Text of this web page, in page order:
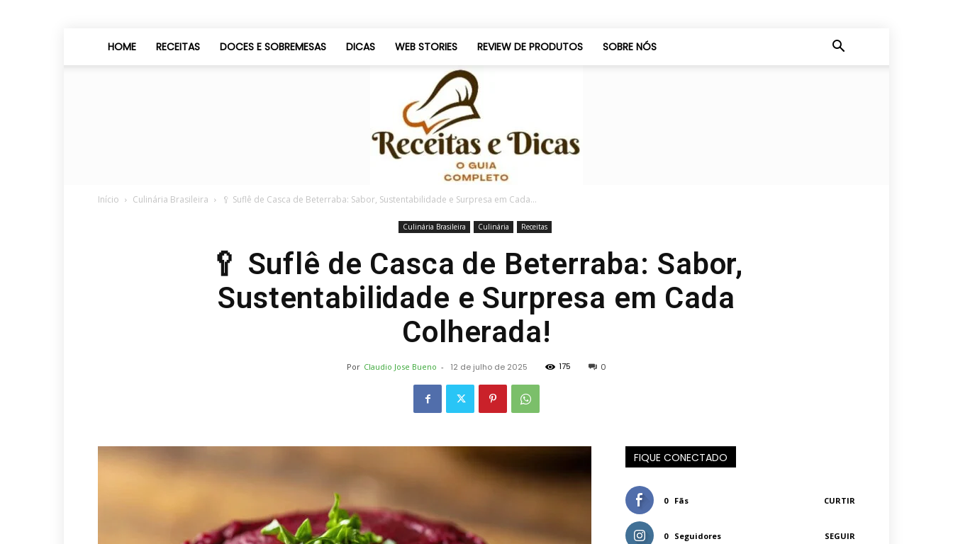
HOME RECEITAS DOCES E SOBREMESAS DICAS WEB STORIES REVIEW DE PRODUTOS SOBRE NÓS
e
Início Culinária Brasileira 🥄 Suflê de Casca de Beterraba: Sabor, Sustentabilidade e Surpresa em Cada...
Culinária Brasileira Culinária Receitas
🥄 Suflê de Casca de Beterraba: Sabor,
Sustentabilidade e Surpresa em Cada
Colherada!
Por Claudio Jose Bueno - 12 de julho de 2025 175 0
FIQUE CONECTADO
0 Fãs CURTIR
0 Seguidores SEGUIR